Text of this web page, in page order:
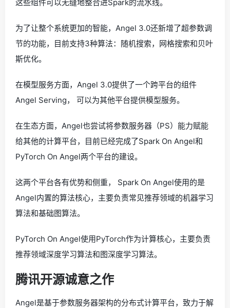
这些组件可以无缝地整合进Spark的流水线。
为了让整个系统更加的智能，Angel 3.0还新增了超参数调
节的功能，目前支持3种算法：随机搜索，网格搜索和贝叶
斯优化。
在模型服务方面，Angel 3.0提供了一个跨平台的组件
Angel Serving， 可以为其他平台提供模型服务。
在生态方面，Angel也尝试将参数服务器（PS）能力赋能
给其他的计算平台，目前已经完成了Spark On Angel和
PyTorch On Angel两个平台的建设。
这两个平台各有优势和侧重， Spark On Angel使用的是
Angel内置的算法核心，主要负责常见推荐领域的机器学习
算法和基础图算法。
PyTorch On Angel使用PyTorch作为计算核心，主要负责
推荐领域深度学习算法和图深度学习算法。
腾讯开源诚意之作
Angel是基于参数服务器架构的分布式计算平台，致力于解